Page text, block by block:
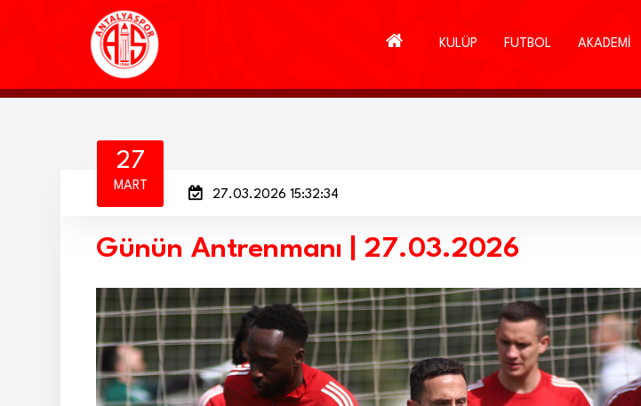
KULÜP FUTBOL AKADEMİ
27
MART
27.03.2026 15:32:34
Günün Antrenmanı | 27.03.2026